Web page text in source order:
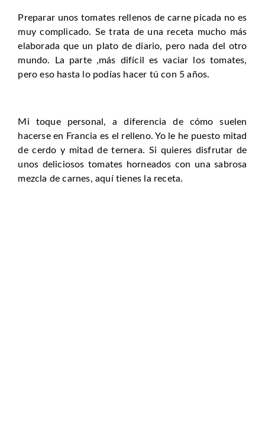
Preparar unos tomates rellenos de carne picada no es
muy complicado. Se trata de una receta mucho más
elaborada que un plato de diario, pero nada del otro
mundo. La parte ,más difícil es vaciar los tomates,
pero eso hasta lo podías hacer tú con 5 años.
Mi toque personal, a diferencia de cómo suelen
hacerse en Francia es el relleno. Yo le he puesto mitad
de cerdo y mitad de ternera. Si quieres disfrutar de
unos deliciosos tomates horneados con una sabrosa
mezcla de carnes, aquí tienes la receta.